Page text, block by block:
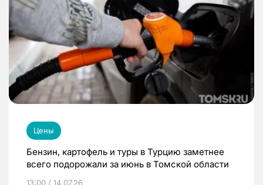
Цены
Бензин, картофель и туры в Турцию заметнее
всего подорожали за июнь в Томской области
13:00 / 14.07.26